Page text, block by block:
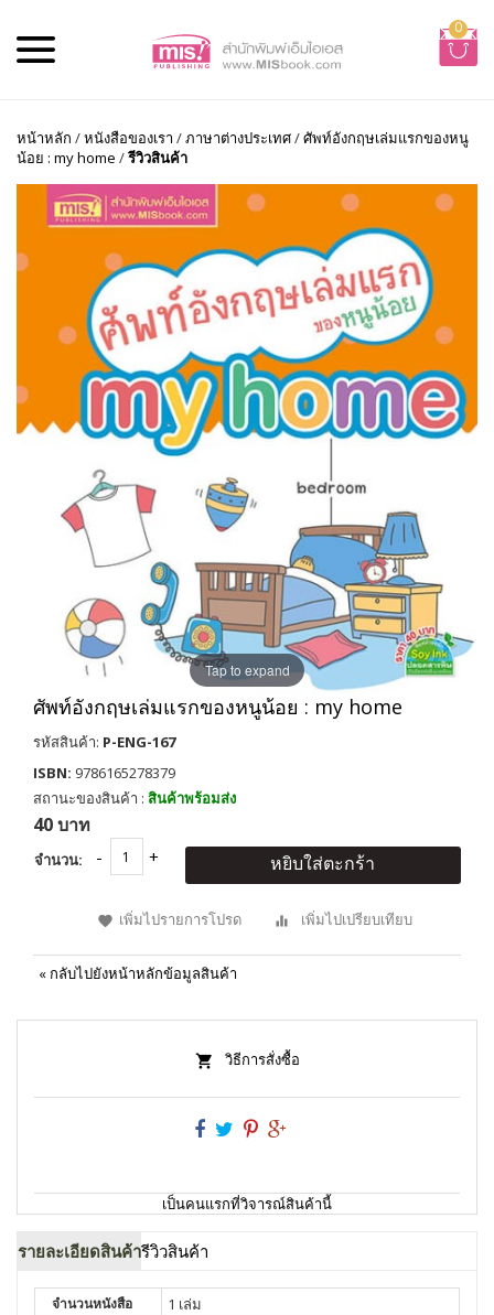
0
หน้าหลัก /หนังสือของเรา /ภาษาต่างประเทศ/ศัพท์อังกฤษเล่มแรกของหนู
น้อย : my home /รีวิวสินค้า
Tap to expand
ศัพท์อังกฤษเล่มแรกของหนูน้อย : my home
รหัสสินค้า: P-ENG-167
ISBN: 9786165278379
สถานะของสินค้า : สินค้าพร้อมส่ง
40 บาท
จำนวน: หยิบใส่ตะกร้า
เพิ่มไปรายการโปรด เพิ่มไปเปรียบเทียบ
« กลับไปยังหน้าหลักข้อมูลสินค้า
วิธีการสั่งซื้อ
เป็นคนแรกที่วิจารณ์สินค้านี้
รายละเอียดสินค้ารีวิวสินค้า
จำนวนหนังสือ 1 เล่ม